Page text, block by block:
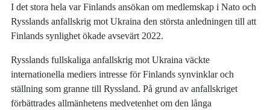
I det stora hela var Finlands ansökan om medlemskap i Nato och
Rysslands anfallskrig mot Ukraina den största anledningen till att
Finlands synlighet ökade avsevärt 2022.
Rysslands fullskaliga anfallskrig mot Ukraina väckte
internationella mediers intresse för Finlands synvinklar och
ställning som granne till Ryssland. På grund av anfallskriget
förbättrades allmänhetens medvetenhet om den långa